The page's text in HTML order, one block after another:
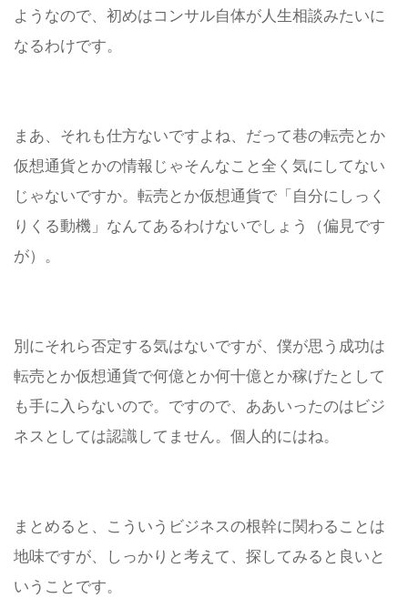
ようなので、初めはコンサル自体が人生相談みたいに
なるわけです。
まあ、それも仕方ないですよね、だって巷の転売とか
仮想通貨とかの情報じゃそんなこと全く気にしてない
じゃないですか。 転売とか仮想通貨で「自分にしっく
りくる動機」なんてあるわけないでしょう（偏見です
が）。
別にそれら否定する気はないですが、僕が思う成功は
転売とか仮想通貨で何億とか何十億とか稼げたとして
も手に入らないので。 ですので、ああいったのはビジ
ネスとしては認識してません。個人的にはね。
まとめると、こういうビジネスの根幹に関わることは
地味ですが、しっかりと考えて、探してみると良いと
いうことです。